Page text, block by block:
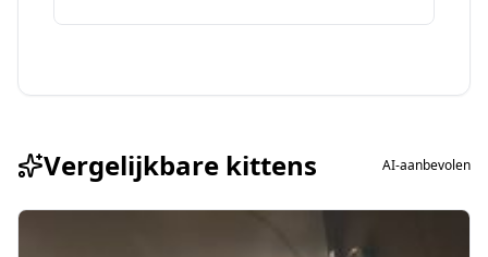
Vergelijkbare kittens AI-aanbevolen